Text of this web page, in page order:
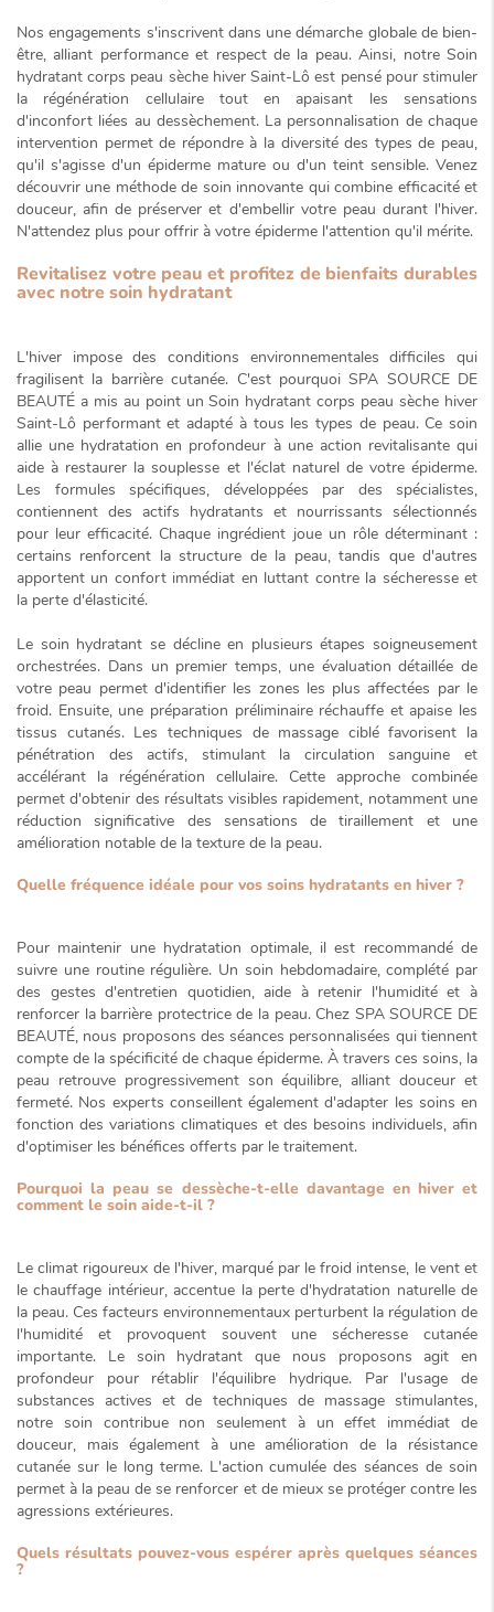
Nos engagements s'inscrivent dans une démarche globale de bien-
être, alliant performance et respect de la peau. Ainsi, notre Soin
hydratant corps peau sèche hiver Saint-Lô est pensé pour stimuler
la régénération cellulaire tout en apaisant les sensations
d'inconfort liées au dessèchement. La personnalisation de chaque
intervention permet de répondre à la diversité des types de peau,
qu'il s'agisse d'un épiderme mature ou d'un teint sensible. Venez
découvrir une méthode de soin innovante qui combine efficacité et
douceur, afin de préserver et d'embellir votre peau durant l'hiver.
N'attendez plus pour offrir à votre épiderme l'attention qu'il mérite.
Revitalisez votre peau et profitez de bienfaits durables
avec notre soin hydratant
L'hiver impose des conditions environnementales difficiles qui
fragilisent la barrière cutanée. C'est pourquoi SPA SOURCE DE
BEAUTÉ a mis au point unSoin hydratant corps peau sèche hiver
Saint-Lô performant et adapté à tous les types de peau. Ce soin
allie une hydratation en profondeur à une action revitalisante qui
aide à restaurer la souplesse et l'éclat naturel de votre épiderme.
Les formules spécifiques, développées par des spécialistes,
contiennent des actifs hydratants et nourrissants sélectionnés
pour leur efficacité. Chaque ingrédient joue un rôle déterminant :
certains renforcent la structure de la peau, tandis que d'autres
apportent un confort immédiat en luttant contre la sécheresse et
la perte d'élasticité.
Le soin hydratant se décline en plusieurs étapes soigneusement
orchestrées. Dans un premier temps, une évaluation détaillée de
votre peau permet d'identifier les zones les plus affectées par le
froid. Ensuite, une préparation préliminaire réchauffe et apaise les
tissus cutanés. Les techniques de massage ciblé favorisent la
pénétration des actifs, stimulant la circulation sanguine et
accélérant la régénération cellulaire. Cette approche combinée
permet d'obtenir des résultats visibles rapidement, notamment une
réduction significative des sensations de tiraillement et une
amélioration notable de la texture de la peau.
Quelle fréquence idéale pour vos soins hydratants en hiver ?
Pour maintenir une hydratation optimale, il est recommandé de
suivre une routine régulière. Un soin hebdomadaire, complété par
des gestes d'entretien quotidien, aide à retenir l'humidité et à
renforcer la barrière protectrice de la peau. Chez SPA SOURCE DE
BEAUTÉ, nous proposons des séances personnalisées qui tiennent
compte de la spécificité de chaque épiderme. À travers ces soins, la
peau retrouve progressivement son équilibre, alliant douceur et
fermeté. Nos experts conseillent également d'adapter les soins en
fonction des variations climatiques et des besoins individuels, afin
d'optimiser les bénéfices offerts par le traitement.
Pourquoi la peau se dessèche-t-elle davantage en hiver et
comment le soin aide-t-il ?
Le climat rigoureux de l'hiver, marqué par le froid intense, le vent et
le chauffage intérieur, accentue la perte d'hydratation naturelle de
la peau. Ces facteurs environnementaux perturbent la régulation de
l'humidité et provoquent souvent une sécheresse cutanée
importante. Le soin hydratant que nous proposons agit en
profondeur pour rétablir l'équilibre hydrique. Par l'usage de
substances actives et de techniques de massage stimulantes,
notre soin contribue non seulement à un effet immédiat de
douceur, mais également à une amélioration de la résistance
cutanée sur le long terme. L'action cumulée des séances de soin
permet à la peau de se renforcer et de mieux se protéger contre les
agressions extérieures.
Quels résultats pouvez-vous espérer après quelques séances
?